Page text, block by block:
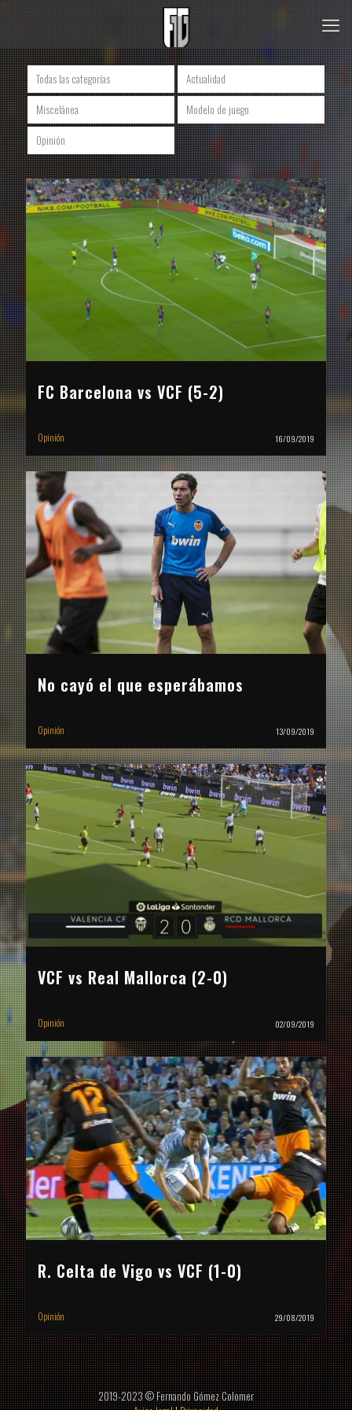
Todas las categorías
Actualidad
Miscelánea
Modelo de juego
Opinión
FC Barcelona vs VCF (5-2)
Opinión 16/09/2019
No cayó el que esperábamos
Opinión 13/09/2019
VCF vs Real Mallorca (2-0)
Opinión 02/09/2019
R. Celta de Vigo vs VCF (1-0)
Opinión 29/08/2019
2019-2023 © Fernando Gómez Colomer